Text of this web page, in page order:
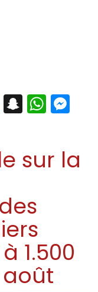
LinkedIn
Snapchat
sur la
1.500
août